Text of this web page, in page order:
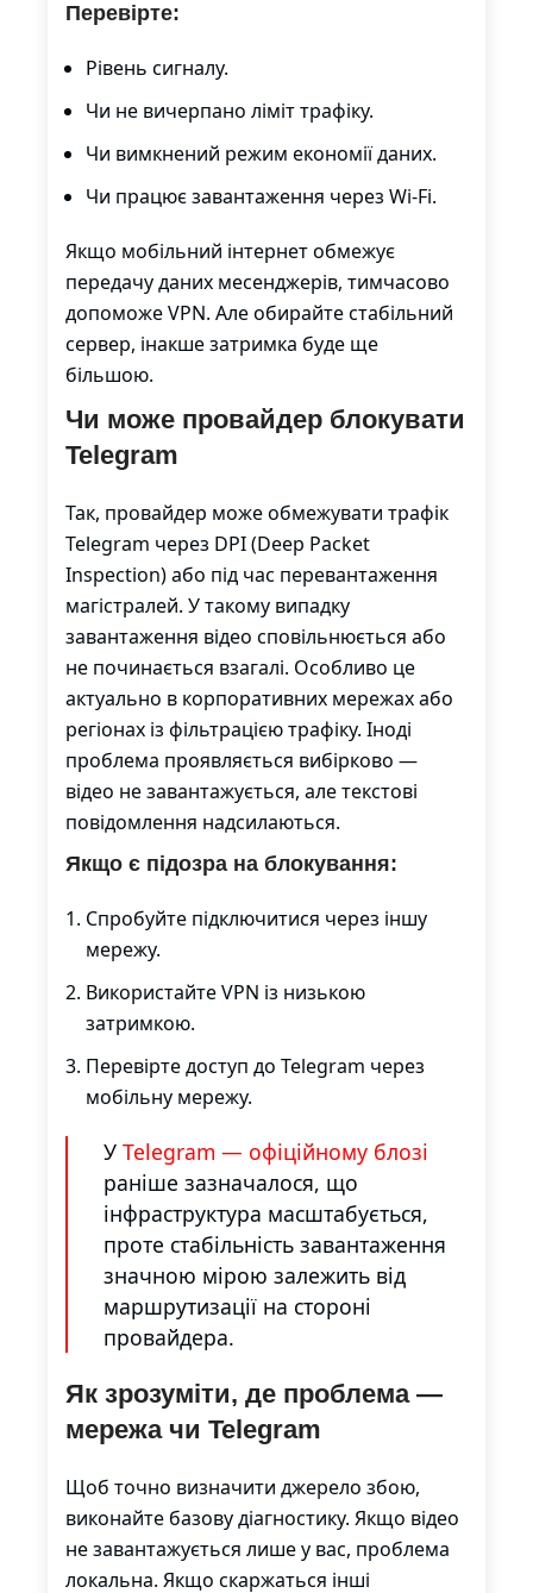
Перевірте:
Рівень сигналу.
Чи не вичерпано ліміт трафіку.
Чи вимкнений режим економії даних.
Чи працює завантаження через Wi-Fi.
Якщо мобільний інтернет обмежує
передачу даних месенджерів, тимчасово
допоможе VPN. Але обирайте стабільний
сервер, інакше затримка буде ще
більшою.
Чи може провайдер блокувати
Telegram
Так, провайдер може обмежувати трафік
Telegram через DPI (Deep Packet
Inspection) або під час перевантаження
магістралей. У такому випадку
завантаження відео сповільнюється або
не починається взагалі. Особливо це
актуально в корпоративних мережах або
регіонах із фільтрацією трафіку. Іноді
проблема проявляється вибірково —
відео не завантажується, але текстові
повідомлення надсилаються.
Якщо є підозра на блокування:
Спробуйте підключитися через іншу
мережу.
Використайте VPN із низькою
затримкою.
Перевірте доступ до Telegram через
мобільну мережу.
У Telegram — офіційному блозі
раніше зазначалося, що
інфраструктура масштабується,
проте стабільність завантаження
значною мірою залежить від
маршрутизації на стороні
провайдера.
Як зрозуміти, де проблема —
мережа чи Telegram
Щоб точно визначити джерело збою,
виконайте базову діагностику. Якщо відео
не завантажується лише у вас, проблема
локальна. Якщо скаржаться інші